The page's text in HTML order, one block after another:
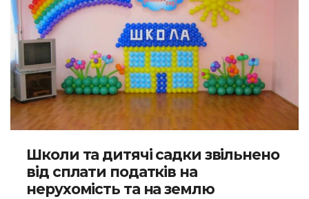
Школи та дитячі садки звільнено
від сплати податків на
нерухомість та на землю